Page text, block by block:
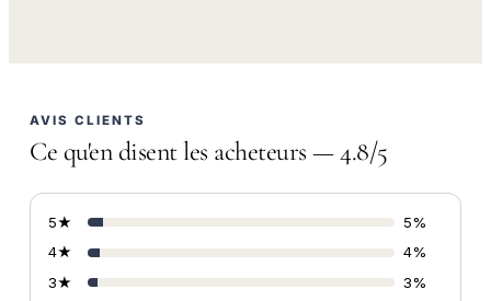
AVIS CLIENTS
Ce qu'en disent les acheteurs — 4.8/5
5★
5%
4★
4%
3★
3%